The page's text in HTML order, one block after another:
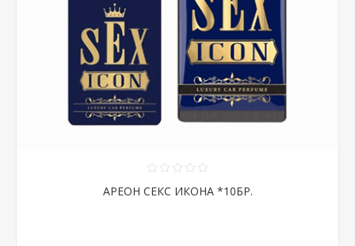
АРЕОН СЕКС ИКОНА *10БР.